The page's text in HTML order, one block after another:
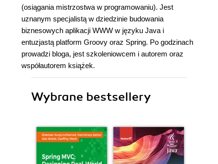
(osiągania mistrzostwa w programowaniu). Jest
uznanym specjalistą w dziedzinie budowania
biznesowych aplikacji WWW w języku Java i
entuzjastą platform Groovy oraz Spring. Po godzinach
prowadzi bloga, jest szkoleniowcem i autorem oraz
współautorem książek.
Wybrane bestsellery